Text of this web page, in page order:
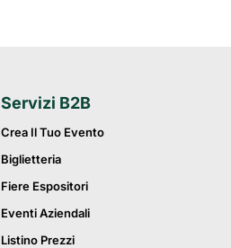
Servizi B2B
Crea Il Tuo Evento
Biglietteria
Fiere Espositori
Eventi Aziendali
Listino Prezzi